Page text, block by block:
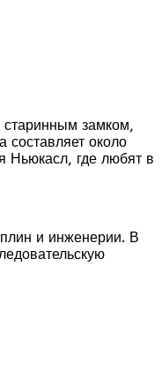
старинным замком,
около
Ньюкасл, где любят в
и инженерии. В